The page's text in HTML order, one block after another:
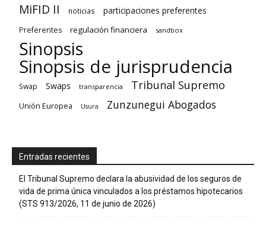
MiFID II noticias participaciones preferentes
Preferentes regulación financiera sandbox
Sinopsis
Sinopsis de jurisprudencia
Swap Swaps transparencia Tribunal Supremo
Unión Europea Usura Zunzunegui Abogados
Entradas recientes
El Tribunal Supremo declara la abusividad de los seguros de
vida de prima única vinculados a los préstamos hipotecarios
(STS 913/2026, 11 de junio de 2026)